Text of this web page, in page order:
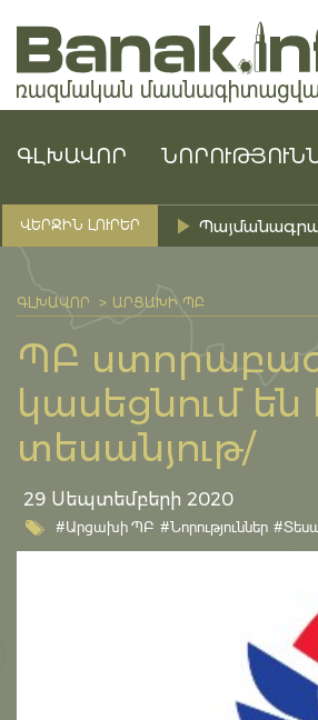
ԳԼԽԱՎՈՐ
ՎԵՐՋԻՆ ԼՈՒՐԵՐ
ԳԼԽԱՎՈՐ ԱՐՑԱԽԻ ՊԲ
ՊԲ
կասեցնում
տեսանյութ/
29 Սեպտեմբերի 2020
#Արցախի ՊԲ #Նորություններ